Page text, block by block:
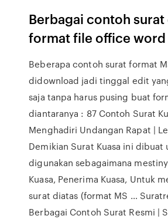
Berbagai contoh surat
format file office word
Beberapa contoh surat format
didownload jadi tinggal edit
saja tanpa harus pusing buat
diantaranya : 87 Contoh Surat
Menghadiri Undangan Rapat |
Demikian Surat Kuasa ini dibuat
digunakan sebagaimana
Kuasa, Penerima Kuasa, Untuk
surat diatas (format MS …
Berbagai Contoh Surat Resmi |